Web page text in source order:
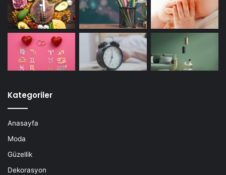
Kategoriler
Anasayfa
Moda
Güzellik
Dekorasyon